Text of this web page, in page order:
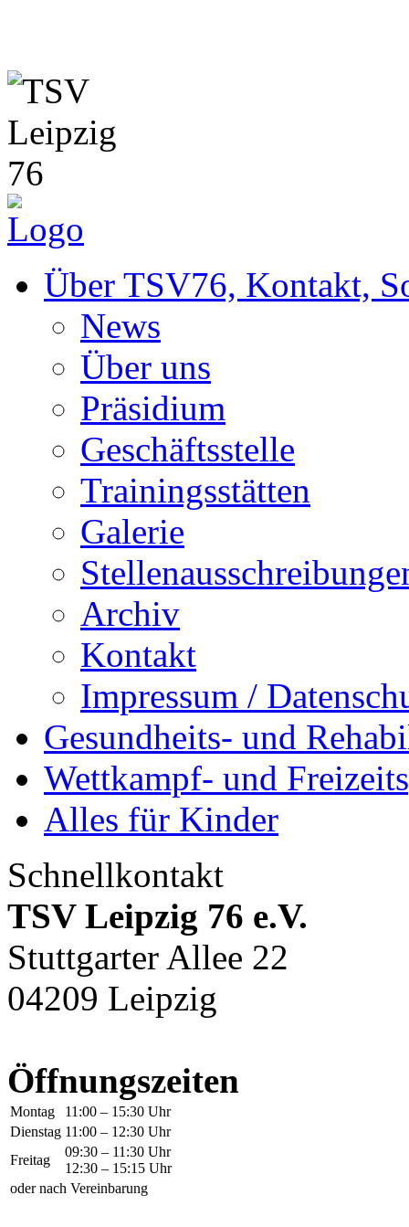
Über TSV76, Kontakt,
News
Über uns
Präsidium
Geschäftsstelle
Trainingsstätten
Galerie
Archiv
Kontakt
Impressum /
Gesundheits- und
Wettkampf- und
Alles für Kinder
Schnellkontakt
TSV Leipzig 76 e.V.
Stuttgarter Allee 22
04209 Leipzig
Öffnungszeiten
Montag
11:00 – 15:30 Uhr
Dienstag 11:00 – 12:30 Uhr
Freitag
09:30 – 11:30 Uhr
12:30 – 15:15 Uhr
oder nach Vereinbarung